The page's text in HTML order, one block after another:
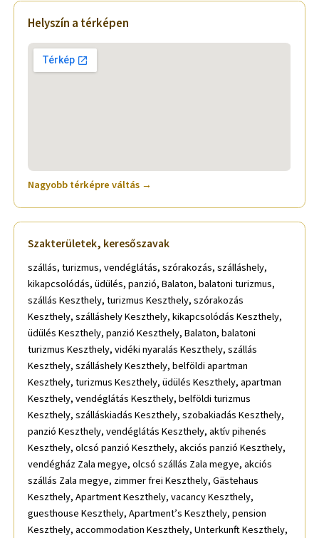
Helyszín a térképen
Nagyobb térképre váltás →
Szakterületek, keresőszavak
szállás, turizmus, vendéglátás, szórakozás, szálláshely,
kikapcsolódás, üdülés, panzió, Balaton, balatoni turizmus,
szállás Keszthely, turizmus Keszthely, szórakozás
Keszthely, szálláshely Keszthely, kikapcsolódás Keszthely,
üdülés Keszthely, panzió Keszthely, Balaton, balatoni
turizmus Keszthely, vidéki nyaralás Keszthely, szállás
Keszthely, szálláshely Keszthely, belföldi apartman
Keszthely, turizmus Keszthely, üdülés Keszthely, apartman
Keszthely, vendéglátás Keszthely, belföldi turizmus
Keszthely, szálláskiadás Keszthely, szobakiadás Keszthely,
panzió Keszthely, vendéglátás Keszthely, aktív pihenés
Keszthely, olcsó panzió Keszthely, akciós panzió Keszthely,
vendégház Zala megye, olcsó szállás Zala megye, akciós
szállás Zala megye, zimmer frei Keszthely, Gästehaus
Keszthely, Apartment Keszthely, vacancy Keszthely,
guesthouse Keszthely, Apartment’s Keszthely, pension
Keszthely, accommodation Keszthely, Unterkunft Keszthely,